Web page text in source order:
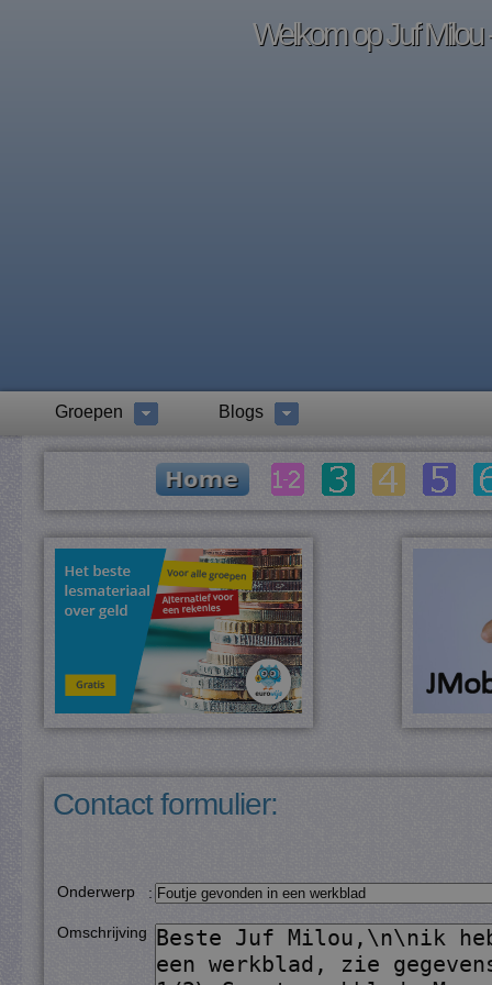
Welkom op Juf Milou
Groepen Blogs
Contact formulier:
Onderwerp :
Omschrijving